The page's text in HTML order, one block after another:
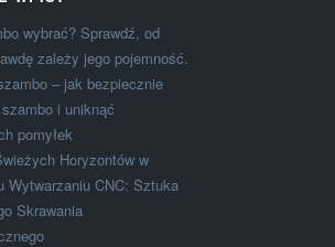
wybrać? Sprawdź, od
zależy jego pojemność.
– jak bezpiecznie
i uniknąć
pomyłek
Horyzontów w
Wytwarzaniu CNC: Sztuka
Skrawania